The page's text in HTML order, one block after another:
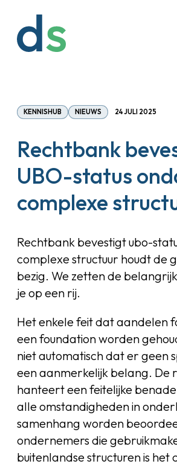
KENNISHUB NIEUWS 24 JULI 2025
Rechtbank
UBO-status
complexe
Rechtbank bevestigt ubo-
complexe structuur houdt de
bezig. We zetten de
je op een rij.
Het enkele feit dat aandelen
een foundation worden
niet automatisch dat er geen
een aanmerkelijk belang. De
hanteert een feitelijke
alle omstandigheden in
samenhang worden
ondernemers die
buitenlandse structuren is het